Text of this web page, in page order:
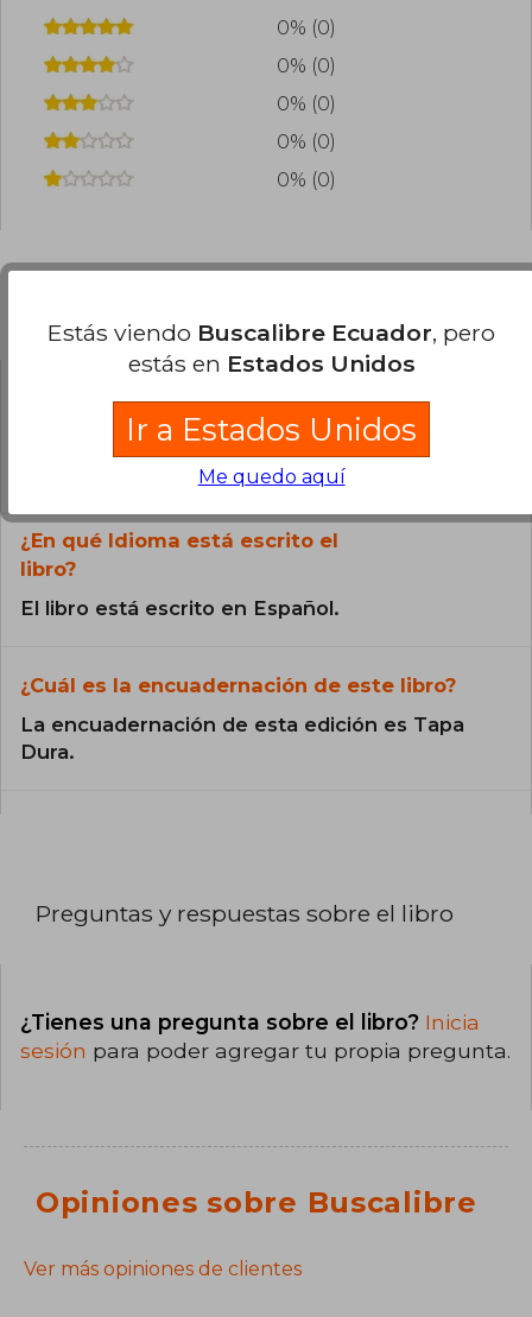
0% (0)
0% (0)
0% (0)
0% (0)
0% (0)
Preguntas frecuentes sobre el libro
¿El libro es original?
Todos los libros de nuestro
catálogo son Originales.
¿En qué Idioma está escrito el
libro?
El libro está escrito en Español.
¿Cuál es la encuadernación de este libro?
La encuadernación de esta edición es Tapa
Dura.
Preguntas y respuestas sobre el libro
¿Tienes una pregunta sobre el libro? Inicia
sesión para poder agregar tu propia pregunta.
Opiniones sobre Buscalibre
Ver más opiniones de clientes
Estás viendo Buscalibre Ecuador, pero
estás en Estados Unidos
Ir a Estados Unidos
Me quedo aquí